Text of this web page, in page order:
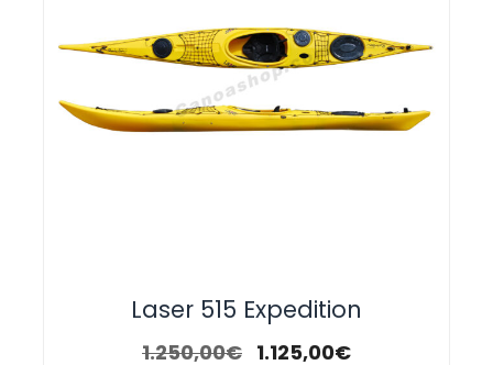
Laser 515 Expedition
1.250,00€ 1.125,00€